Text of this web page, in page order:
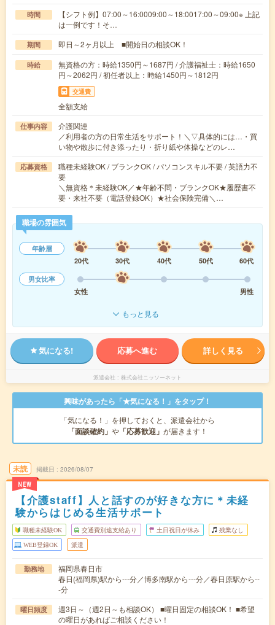
時間
【シフト例】07:00～16:0009:00～18:0017:00～09:00※ 上記
は一例です！そ…
期間 即日～2ヶ月以上 ■開始日の相談OK！
時給
無資格の方：時給1350円～1687円 / 介護福祉士：時給1650
円～2062円 / 初任者以上：時給1450円～1812円
交通費
全額支給
仕事内容
介護関連
／利用者の方の日常生活をサポート！＼▽具体的には…・買
い物や散歩に付き添ったり・折り紙や体操などのレ…
応募資格
職種未経験OK / ブランクOK / パソコンスキル不要 / 英語力不
要
＼無資格＊未経験OK／★年齢不問・ブランクOK★履歴書不
要・来社不要（電話登録OK）★社会保険完備＼…
職場の雰囲気
年齢層
20代
30代 40代 50代
60代
男女比率
女性
男性
もっと見る
気になる! 応募へ進む 詳しく見る
派遣会社 株式会社ニッソーネット
興味があったら「★気になる！」をタップ！
「気になる！」を押しておくと、派遣会社から
「面談確約」 や 「応募歓迎」 が届きます！
未読
NEW
掲載日 2026/08/07
【介護staff】人と話すのが好きな方に＊未経
験からはじめる生活サポート
職種未経験OK 交通費別途支給あり 土日祝日が休み 残業なし
WEB登録OK 派遣
勤務地
福岡県春日市
春日(福岡県)駅から---分／博多南駅から---分／春日原駅から--
-分
曜日頻度
週3日～（週2日～も相談OK） ■曜日固定の相談OK！ ■希望
の曜日があればご相談ください！